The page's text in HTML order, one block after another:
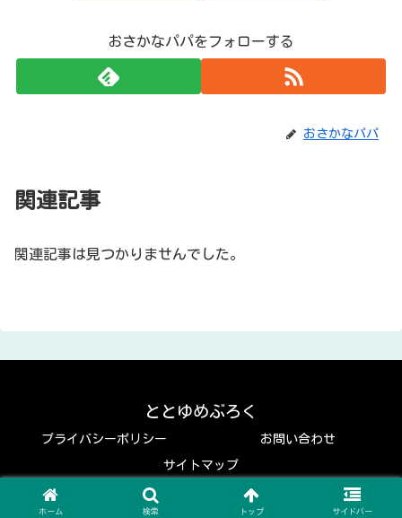
おさかなパパをフォローする
おさかなパパ
関連記事
関連記事は見つかりませんでした。
ととゆめぶろく
プライバシーポリシー お問い合わせ
サイトマップ
© 2019 ととゆめぶろく.
ホーム 検索 トップ サイドバー